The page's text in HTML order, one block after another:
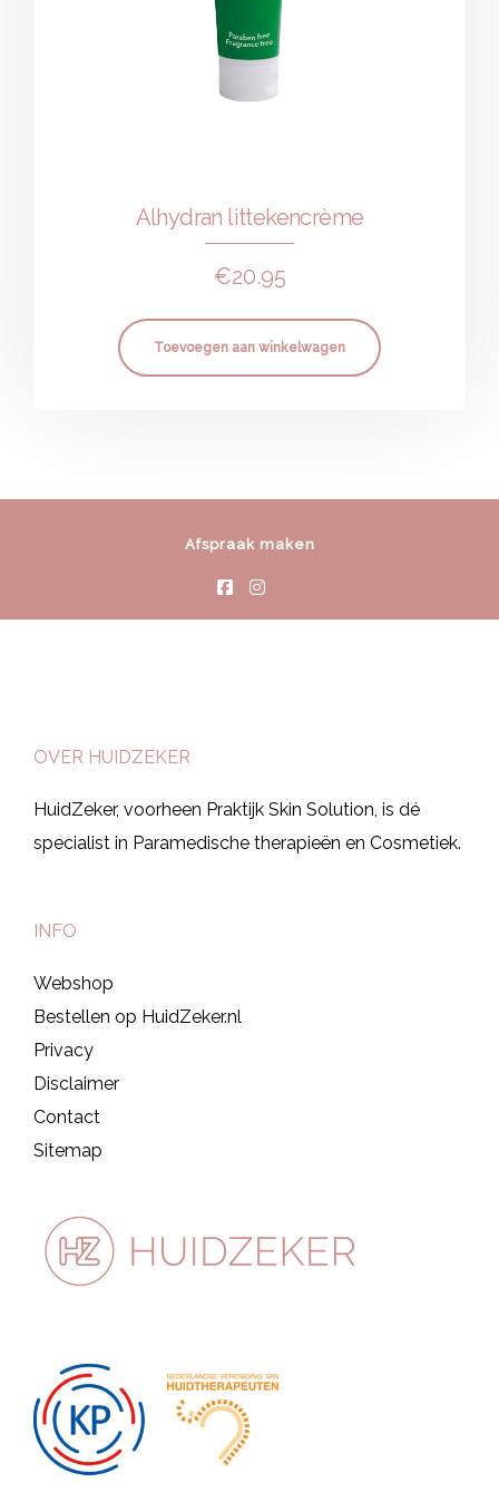
Alhydran littekencrème
€20.95
Toevoegen aan winkelwagen
Afspraak maken
OVER HUIDZEKER
HuidZeker, voorheen Praktijk Skin Solution, is dé
specialist in Paramedische therapieën en Cosmetiek.
INFO
Webshop
Bestellen op HuidZeker.nl
Privacy
Disclaimer
Contact
Sitemap